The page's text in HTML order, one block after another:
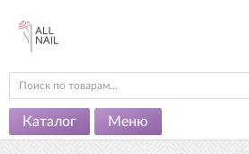
Каталог Меню